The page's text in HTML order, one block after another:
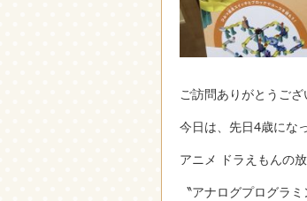
ご訪問ありがとうご
今日は、先日4歳にな
アニメ ドラえもんの
〝アナログプログラ